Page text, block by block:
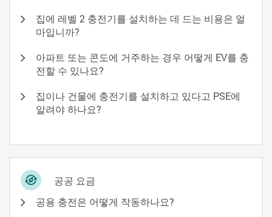
집에 레벨 2 충전기를 설치하는 데 드는 비용은 얼
마입니까?
아파트 또는 콘도에 거주하는 경우 어떻게 EV를 충
전할 수 있나요?
집이나 건물에 충전기를 설치하고 있다고 PSE에
알려야 하나요?
공공 요금
공용 충전은 어떻게 작동하나요?